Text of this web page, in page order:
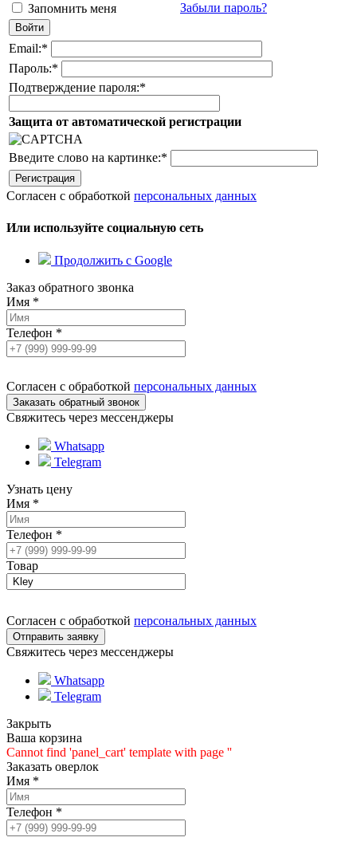
Запомнить меня Забыли пароль?
Email:*
Пароль:*
Подтверждение пароля:*
Защита от автоматической регистрации
Введите слово на картинке:*
Согласен с обработкой персональных данных
Или используйте социальную сеть
Продолжить с Google
Заказ обратного звонка
Имя *
Телефон *
Согласен с обработкой персональных данных
Свяжитесь через мессенджеры
Whatsapp
Telegram
Узнать цену
Имя *
Телефон *
Товар
Согласен с обработкой персональных данных
Свяжитесь через мессенджеры
Whatsapp
Telegram
Закрыть
Ваша корзина
Cannot find 'panel_cart' template with page ''
Заказать оверлок
Имя *
Телефон *